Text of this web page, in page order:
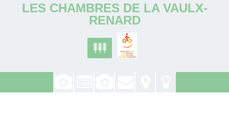
LES CHAMBRES DE LA VAULX-
RENARD